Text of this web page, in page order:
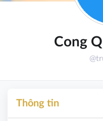
Cong
Thông tin